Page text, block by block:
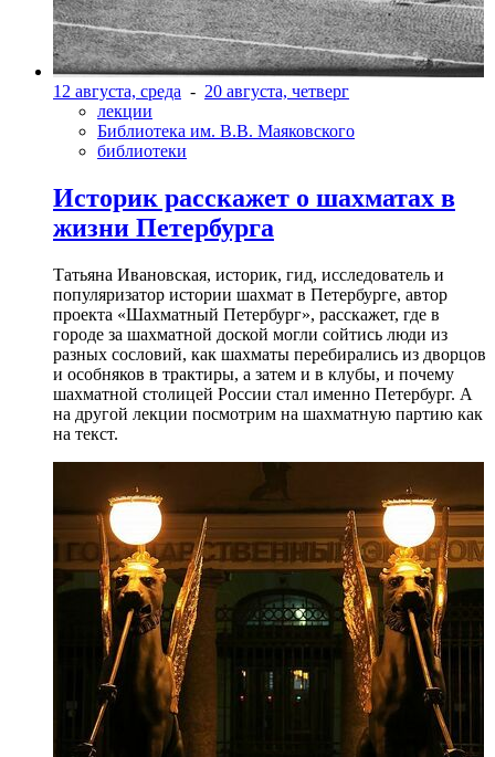
12 августа, среда - 20 августа, четверг
лекции
Библиотека им. В.В. Маяковского
библиотеки
Историк расскажет о шахматах в
жизни Петербурга
Татьяна Ивановская, историк, гид, исследователь и
популяризатор истории шахмат в Петербурге, автор
проекта «Шахматный Петербург», расскажет, где в
городе за шахматной доской могли сойтись люди из
разных сословий, как шахматы перебирались из дворцов
и особняков в трактиры, а затем и в клубы, и почему
шахматной столицей России стал именно Петербург. А
на другой лекции посмотрим на шахматную партию как
на текст.